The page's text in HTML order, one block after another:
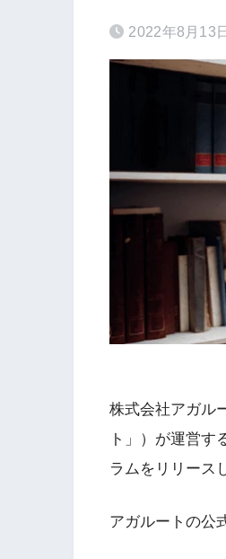
2022年8月13日
株式会社アガル
ト」）が運営
ラムをリリース
アガルートの公